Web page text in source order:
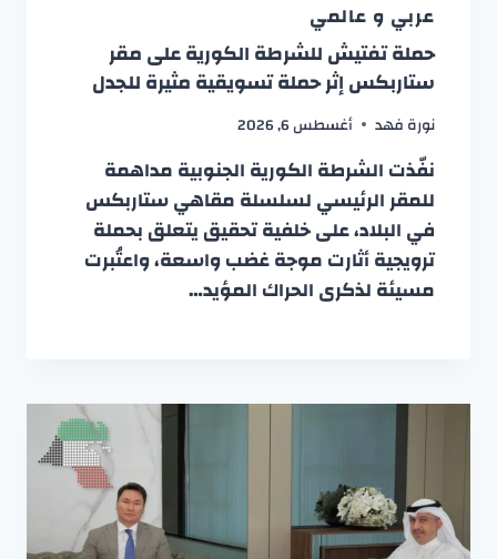
عربي و عالمي
حملة تفتيش للشرطة الكورية على مقر
ستاربكس إثر حملة تسويقية مثيرة للجدل
نورة فهد أغسطس 6, 2026
نفّذت الشرطة الكورية الجنوبية مداهمة
للمقر الرئيسي لسلسلة مقاهي ستاربكس
في البلاد، على خلفية تحقيق يتعلق بحملة
ترويجية أثارت موجة غضب واسعة، واعتُبرت
مسيئة لذكرى الحراك المؤيد…